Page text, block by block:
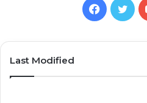
Last Modified